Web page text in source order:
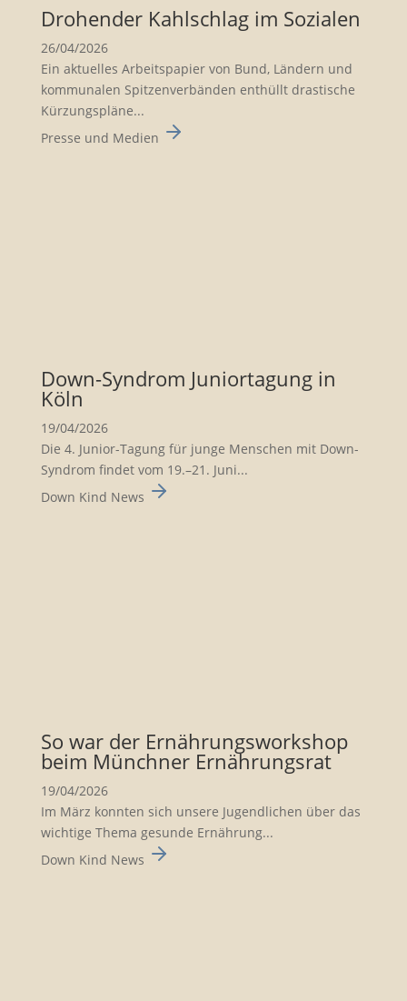
Drohender Kahlschlag im Sozialen
26/04/2026
Ein aktuelles Arbeits­pa­pier von Bund, Ländern und
kommu­nalen Spitzen­ver­bänden enthüllt drasti­sche
Kürzungs­pläne...
Presse und Medien
Down-Syndrom Junior­ta­gung in
Köln
19/04/2026
Die 4. Junior-Tagung für junge Menschen mit Down-
Syndrom findet vom 19.–21. Juni...
Down Kind News
So war der Ernäh­rungs­work­shop
beim Münchner Ernäh­rungsrat
19/04/2026
Im März konnten sich unsere Jugend­li­chen über das
wichtige Thema gesunde Ernäh­rung...
Down Kind News